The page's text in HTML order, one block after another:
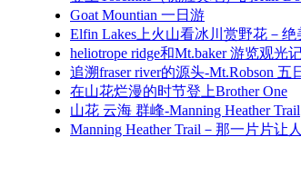
Goat Mountian 一日游
Elfin Lakes上火山看冰川赏野花－
heliotrope ridge和Mt.baker 游览观光
追溯fraser river的源头-Mt.Robson 五
在山花烂漫的时节登上Brother One
山花 云海 群峰-Manning Heather Trail
Manning Heather Trail－那一片片让